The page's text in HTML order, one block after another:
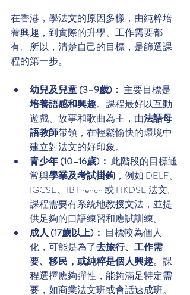
在香港，學法文的原因多樣，由純粹培
養興趣，到實際的升學、工作需要都
有。所以，清楚自己的目標，是篩選課
程的第一步。
幼兒及兒童 (3–9歲)： 主要目標是
培養語感和興趣。課程最好以互動
遊戲、故事和歌曲為主，由法語母
語教師帶領，在輕鬆愉快的環境中
建立對法文的好印象。
青少年 (10–16歲)： 此階段的目標通
常與學業及考試掛鉤 ，例如 DELF、
IGCSE、IB French 或 HKDSE 法文。
課程需要有系統地教授文法，並提
供足夠的口語練習和應試訓練。
成人 (17歲以上)： 目標較為個人
化，可能是為了去旅行、工作需
要、移民，或純粹是個人興趣。課
程選擇應夠彈性，能夠滿足特定需
要，如商業法文班或會話速成班。